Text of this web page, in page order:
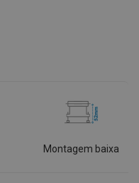
Montagem baixa